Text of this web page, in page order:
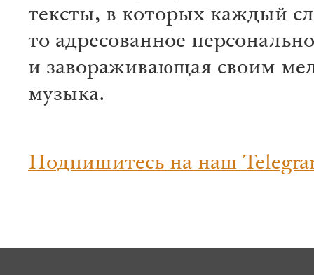
тексты, в которых каждый
то адресованное
и завораживающая своим
музыка.
Подпишитесь на наш